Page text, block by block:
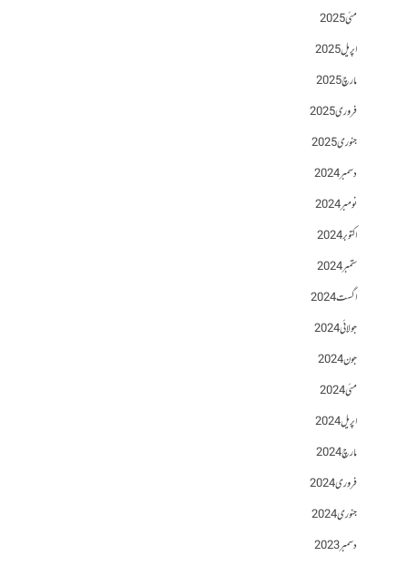
مئی 2025
اپریل 2025
مارچ 2025
فروری 2025
جنوری 2025
دسمبر 2024
نومبر 2024
اکتوبر 2024
ستمبر 2024
اگست 2024
جولائی 2024
جون 2024
مئی 2024
اپریل 2024
مارچ 2024
فروری 2024
جنوری 2024
دسمبر 2023